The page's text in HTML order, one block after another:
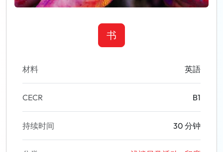
书
材料 英語
CECR B1
持续时间 30 分钟